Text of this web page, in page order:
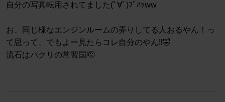
自分の写真転用されてました(ﾟ∀ﾟ)ﾌﾞﾊｯww
お、同じ様なエンジンルームの弄りしてる人おるやん！っ
て思って、でもよー見たらコレ自分のやん‼️🤣
流石はパクリの常習国🫡